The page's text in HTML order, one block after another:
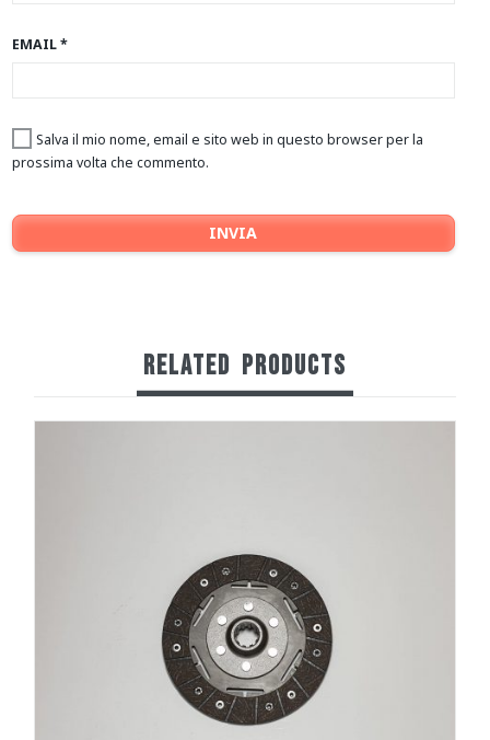
EMAIL*
Salva il mio nome, email e sito web in questo browser per la
prossima volta che commento.
RELATED PRODUCTS